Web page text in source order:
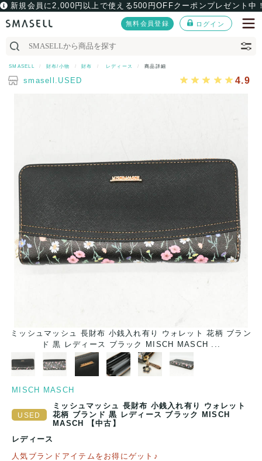
新規会員に2,000円以上で使える500円OFFクーポンプレゼント中
無料会員登録 ログイン
SMASELL 財布/小物 財布 レディース 商品詳細
smasell.USED 4.9
ミッシュマッシュ 長財布 小銭入れ有り ウォレット 花柄 ブラン
ド 黒 レディース ブラック MISCH MASCH ...
MISCH MASCH
ミッシュマッシュ 長財布 小銭入れ有り ウォレット
花柄 ブランド 黒 レディース ブラック MISCH
MASCH 【中古】
レディース
人気ブランドアイテムをお得にゲット♪